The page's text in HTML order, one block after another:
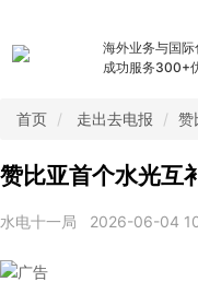
海外业务与国际
成功服务300+
首页 走出去电报 赞
赞比亚首个水光互
水电十一局 2026-06-04